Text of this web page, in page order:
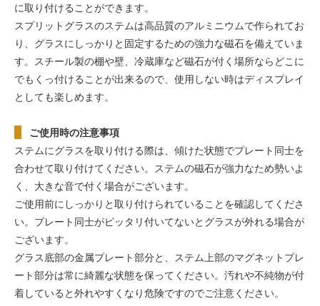
に取り付けることができます。
スプリットグラスのステムは高品質のアルミニウムで作られてお
り、グラスにしっかりと固定するための強力な磁石を備えていま
す。スチール製の棚や壁、冷蔵庫など磁石が付く場所ならどこに
でもくっ付けることが出来るので、使用しない時はディスプレイ
としても楽しめます。
ご使用時の注意事項
ステムにグラスを取り付ける際は、傾けた状態でプレート同士を
合わせて取り付けてください。ステムの磁石が強力なため勢いよ
く、大きな音で付く場合がございます。
ご使用前にしっかりと取り付けられていることを確認してくださ
い。プレート同士がピッタリ付いてないとグラスが外れる場合が
ございます。
グラス底部の金属プレート部分と、ステム上部のマグネットプレ
ート部分は常に綺麗な状態を保ってください。汚れや不純物が付
着していると外れやすくなり危険ですのでご注意ください。